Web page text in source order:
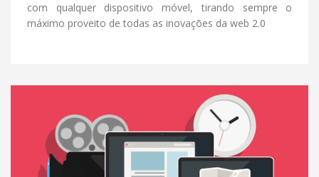
com qualquer dispositivo móvel, tirando sempre o
máximo proveito de todas as inovações da web 2.0